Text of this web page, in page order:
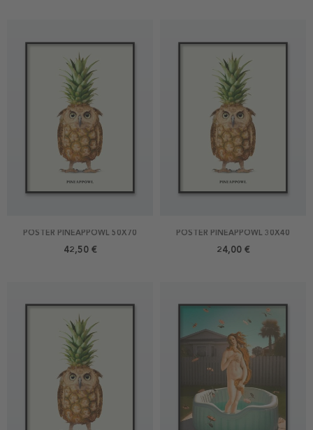
POSTER PINEAPPOWL 50X70
42,50 €
POSTER PINEAPPOWL 30X40
24,00 €